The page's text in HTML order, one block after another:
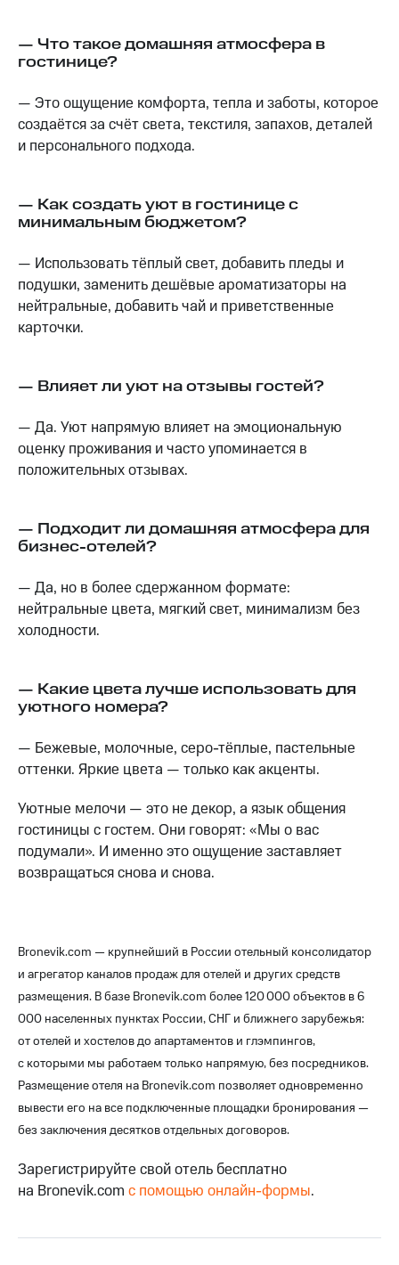
— Что такое домашняя атмосфера в
гостинице?
— Это ощущение комфорта, тепла и заботы, которое
создаётся за счёт света, текстиля, запахов, деталей
и персонального подхода.
— Как создать уют в гостинице с
минимальным бюджетом?
— Использовать тёплый свет, добавить пледы и
подушки, заменить дешёвые ароматизаторы на
нейтральные, добавить чай и приветственные
карточки.
— Влияет ли уют на отзывы гостей?
— Да. Уют напрямую влияет на эмоциональную
оценку проживания и часто упоминается в
положительных отзывах.
— Подходит ли домашняя атмосфера для
бизнес-отелей?
— Да, но в более сдержанном формате:
нейтральные цвета, мягкий свет, минимализм без
холодности.
— Какие цвета лучше использовать для
уютного номера?
— Бежевые, молочные, серо-тёплые, пастельные
оттенки. Яркие цвета — только как акценты.
Уютные мелочи — это не декор, а язык общения
гостиницы с гостем. Они говорят: «Мы о вас
подумали». И именно это ощущение заставляет
возвращаться снова и снова.
Bronevik.com — крупнейший в России отельный консолидатор
и агрегатор каналов продаж для отелей и других средств
размещения. В базе Bronevik.com более 120 000 объектов в 6
000 населенных пунктах России, СНГ и ближнего зарубежья:
от отелей и хостелов до апартаментов и глэмпингов,
с которыми мы работаем только напрямую, без посредников.
Размещение отеля на Bronevik.com позволяет одновременно
вывести его на все подключенные площадки бронирования —
без заключения десятков отдельных договоров.
Зарегистрируйте свой отель бесплатно
на Bronevik.com с помощью онлайн-формы.